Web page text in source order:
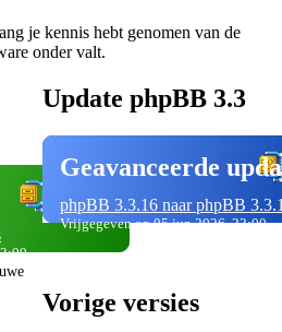
je kennis hebt genomen van de
onder valt.
Update phpBB 3.3
Geavanceerde
phpBB 3.3.16 naar phpBB
Vrijgegeven op 05 jun 2026, 23:00
Vorige versies